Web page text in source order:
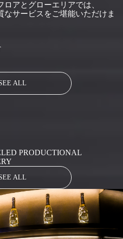
アとグローエリアでは、
サービスをご堪能いただけま
ALL
PRODUCTIONAL
ALL